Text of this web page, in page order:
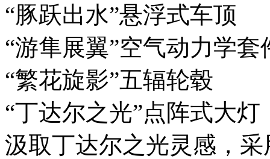
“豚跃出水”悬浮式车顶
“游隼展翼”空气动力学套
“繁花旋影”五辐轮毂
“丁达尔之光”点阵式大灯
汲取丁达尔之光灵感，